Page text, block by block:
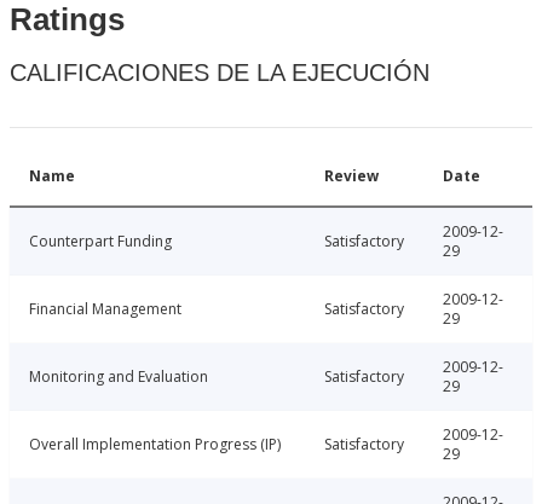
Ratings
CALIFICACIONES DE LA EJECUCIÓN
Name Review Date
Counterpart Funding Satisfactory
2009-12-
29
Financial Management Satisfactory
2009-12-
29
Monitoring and Evaluation Satisfactory
2009-12-
29
Overall Implementation Progress (IP) Satisfactory
2009-12-
29